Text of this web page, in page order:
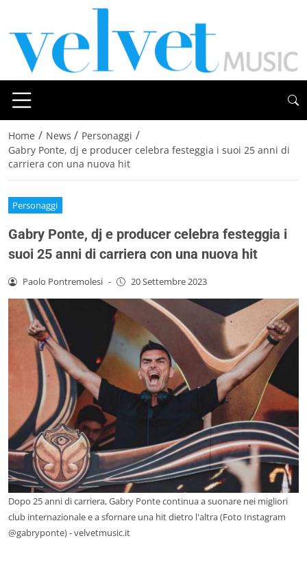
Home / News / Personaggi /
Gabry Ponte, dj e producer celebra festeggia i suoi 25 anni di
carriera con una nuova hit
Personaggi
Gabry Ponte, dj e producer celebra festeggia i
suoi 25 anni di carriera con una nuova hit
Paolo Pontremolesi - 20 Settembre 2023
Dopo 25 anni di carriera, Gabry Ponte continua a suonare nei migliori
club internazionale e a sfornare una hit dietro l'altra (Foto Instagram
@gabryponte) - velvetmusic.it